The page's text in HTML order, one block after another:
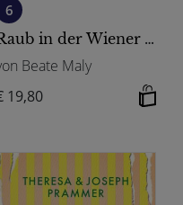
6
Raub in der Wiener Werkstätte
Beate Maly
19,80